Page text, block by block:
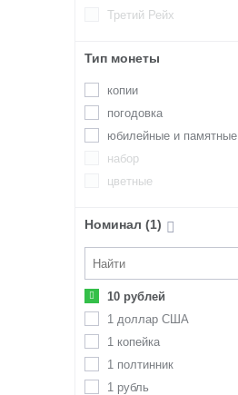
Третий Рейх
Тип монеты
копии
погодовка
юбилейные и памятные
набор
цветные
Номинал (1)
10 рублей
1 доллар США
1 копейка
1 полтинник
1 рубль